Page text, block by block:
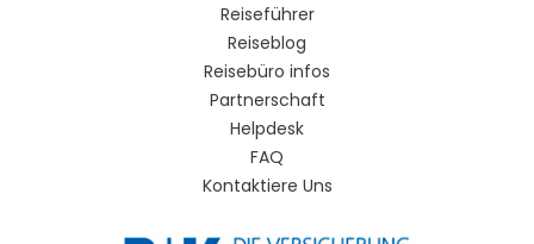
Reiseführer
Reiseblog
Reisebüro infos
Partnerschaft
Helpdesk
FAQ
Kontaktiere Uns